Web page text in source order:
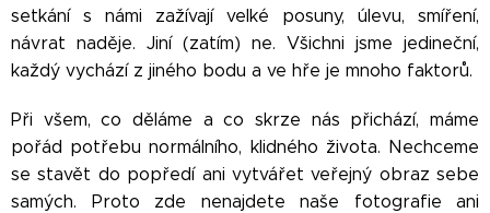
setkání s námi zažívají velké posuny, úlevu, smíření,
návrat naděje. Jiní (zatím) ne. Všichni jsme jedineční,
každý vychází z jiného bodu a ve hře je mnoho faktorů.
Při všem, co děláme a co skrze nás přichází, máme
pořád potřebu normálního, klidného života. Nechceme
se stavět do popředí ani vytvářet veřejný obraz sebe
samých. Proto zde nenajdete naše fotografie ani